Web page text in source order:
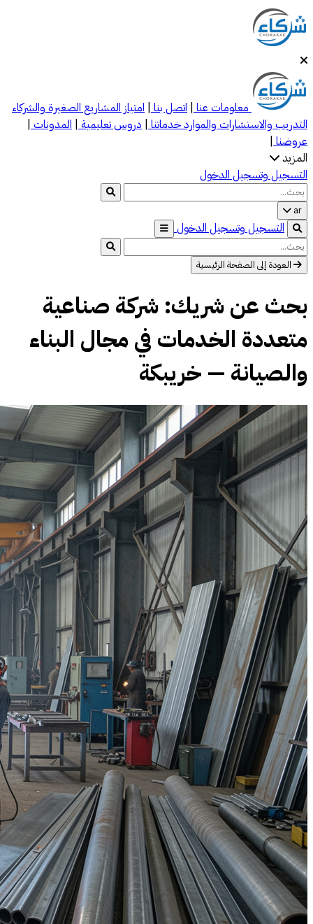
معلومات عنا|اتصل بنا|امتيازالمشاريع الصغيرة والشركاء
التدريب والاستشارات والمواردخدماتنا|دروس تعليمية|المدونات|
عروضنا|
المزيد
التسجيل وتسجيل الدخول
ar
التسجيل وتسجيل الدخول
العودة إلى الصفحة الرئيسية
بحث عن شريك: شركة صناعية
متعددة الخدمات في مجال البناء
والصيانة — خريبكة